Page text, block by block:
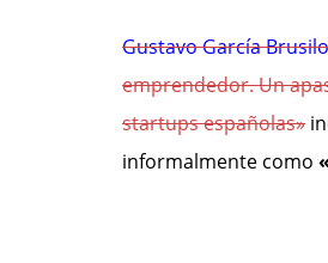
Gustavo García
emprendedor. Un
startups españolas»
informalmente como